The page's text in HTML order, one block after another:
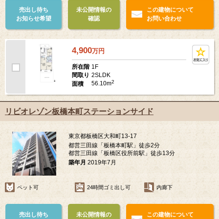
売出し待ち
お知らせ希望
未公開情報の
確認
この建物について
お問い合わせ
4,900万円
所在階 1F
間取り 2SLDK
面積
56.10m2
リビオレゾン板橋本町ステーションサイド
東京都板橋区大和町13-17
都営三田線「板橋本町駅」徒歩2分
都営三田線「板橋区役所前駅」徒歩13分
築年月 2019年7月
ペット可 24時間ゴミ出し可 内廊下
売出し待ち
未公開情報の
この建物について